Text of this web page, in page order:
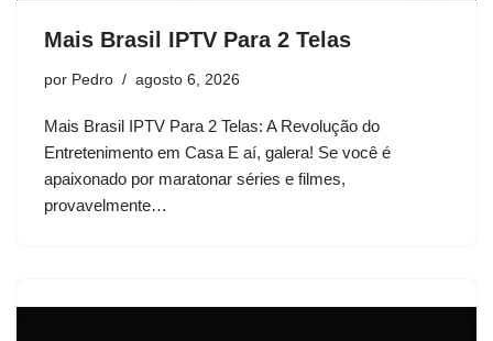
Mais Brasil IPTV Para 2 Telas
por Pedro agosto 6, 2026
Mais Brasil IPTV Para 2 Telas: A Revolução do
Entretenimento em Casa E aí, galera! Se você é
apaixonado por maratonar séries e filmes,
provavelmente…